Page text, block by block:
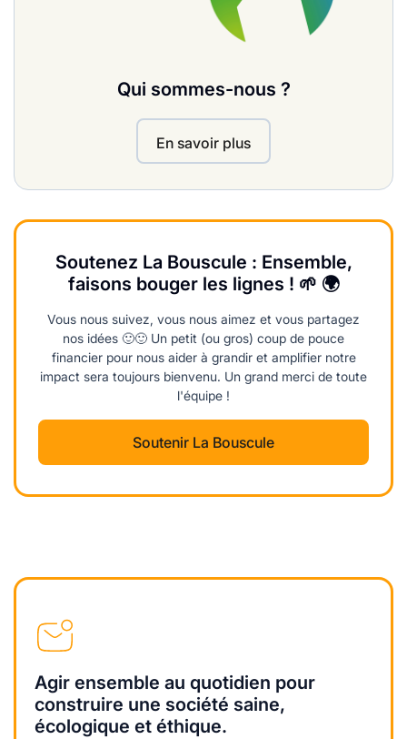
Qui sommes-nous ?
En savoir plus
Soutenez La Bouscule : Ensemble,
faisons bouger les lignes ! 🌱 🌍
Vous nous suivez, vous nous aimez et vous partagez
nos idées 🙂🙂 Un petit (ou gros) coup de pouce
financier pour nous aider à grandir et amplifier notre
impact sera toujours bienvenu. Un grand merci de toute
l'équipe !
Soutenir La Bouscule
Agir ensemble au quotidien pour
construire une société saine,
écologique et éthique.